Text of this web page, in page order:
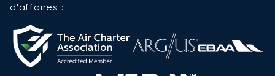
d'affaires :